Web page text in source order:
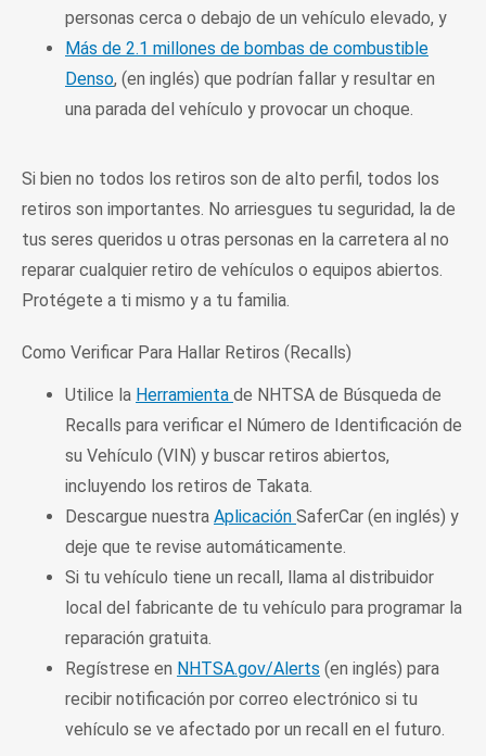
personas cerca o debajo de un vehículo elevado, y
Más de 2.1 millones de bombas de combustible
Denso, (en inglés) que podrían fallar y resultar en
una parada del vehículo y provocar un choque.
Si bien no todos los retiros son de alto perfil, todos los
retiros son importantes. No arriesgues tu seguridad, la de
tus seres queridos u otras personas en la carretera al no
reparar cualquier retiro de vehículos o equipos abiertos.
Protégete a ti mismo y a tu familia.
Como Verificar Para Hallar Retiros (Recalls)
Utilice la Herramienta de NHTSA de Búsqueda de
Recalls para verificar el Número de Identificación de
su Vehículo (VIN) y buscar retiros abiertos,
incluyendo los retiros de Takata.
Descargue nuestra Aplicación SaferCar (en inglés) y
deje que te revise automáticamente.
Si tu vehículo tiene un recall, llama al distribuidor
local del fabricante de tu vehículo para programar la
reparación gratuita.
Regístrese en NHTSA.gov/Alerts (en inglés) para
recibir notificación por correo electrónico si tu
vehículo se ve afectado por un recall en el futuro.